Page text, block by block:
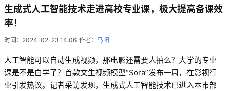
生成式人工智能技术走进高校专业课，极大提高备课效
率！
时间：2024-02-23 14:06 作者： 马阳
人工智能可以自动生成视频，那电影还需要人拍么？大学的专业
课是不是白学了？首款文生视频模型“Sora”发布一周，在影视行
业引发热议。记者采访发现，生成式人工智能技术已进入本市部